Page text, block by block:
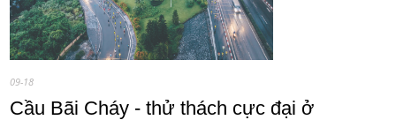
09-18
Cầu Bãi Cháy - thử thách cực đại ở